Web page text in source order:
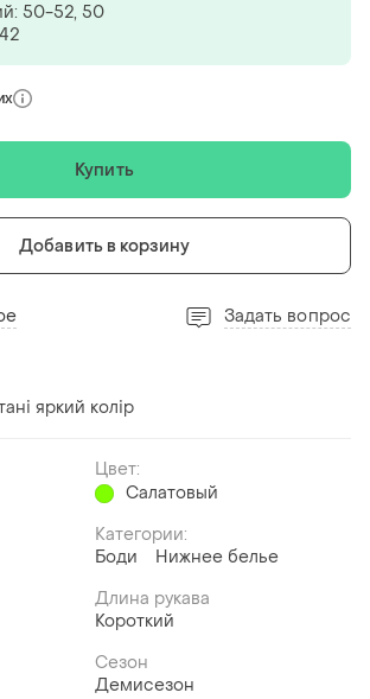
50-52, 50
Купить
Добавить в корзину
Задать вопрос
яркий колір
Цвет:
Салатовый
Категории:
Боди
Нижнее белье
Длина рукава
Короткий
Сезон
Демисезон